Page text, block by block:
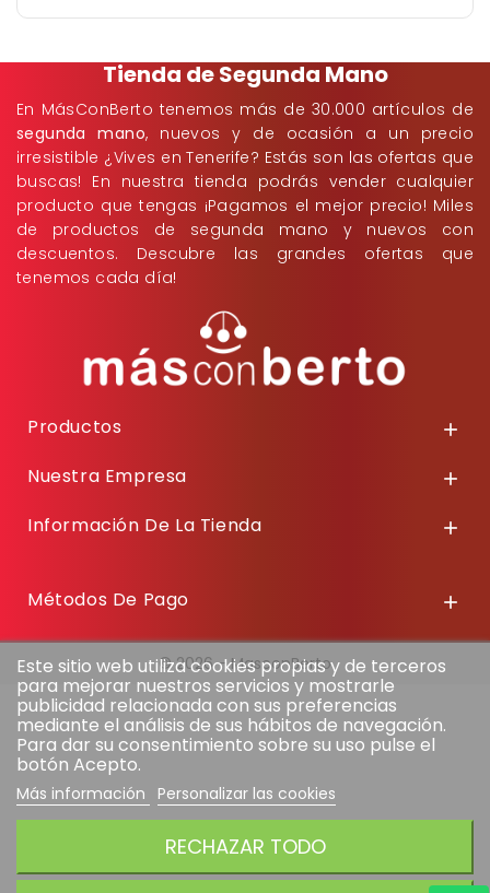
Este sitio web utiliza cookies propias y de terceros
para mejorar nuestros servicios y mostrarle
publicidad relacionada con sus preferencias
mediante el análisis de sus hábitos de navegación.
Para dar su consentimiento sobre su uso pulse el
botón Acepto.
Más información Personalizar las cookies
RECHAZAR TODO
Tienda de Segunda Mano
En MásConBerto tenemos más de 30.000 artículos de
segunda mano, nuevos y de ocasión a un precio
irresistible ¿Vives en Tenerife? Estás son las ofertas que
buscas! En nuestra tienda podrás vender cualquier
producto que tengas ¡Pagamos el mejor precio! Miles
de productos de segunda mano y nuevos con
descuentos. Descubre las grandes ofertas que
tenemos cada día!
Productos 
Nuestra Empresa 
Información De La Tienda 
Métodos De Pago 
© 2026 - MasconBerto